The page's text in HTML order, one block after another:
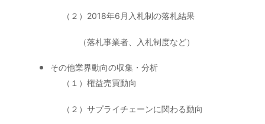
（２）2018年6月入札制の落札結果
（落札事業者、入札制度など）
その他業界動向の収集・分析
（１）権益売買動向
（２）サプライチェーンに関わる動向